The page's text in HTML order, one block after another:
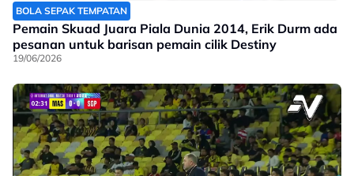
BOLA SEPAK TEMPATAN
Pemain Skuad Juara Piala Dunia 2014, Erik Durm ada
pesanan untuk barisan pemain cilik Destiny
19/06/2026